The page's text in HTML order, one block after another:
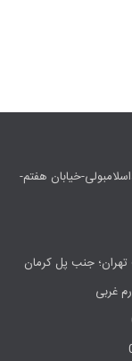
خیابان هفتم-
به سمت تهران؛ جنب پل کرمان